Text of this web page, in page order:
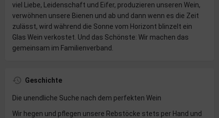
viel Liebe, Leidenschaft und Eifer, produzieren unseren Wein,
verwöhnen unsere Bienen und ab und dann wenn es die Zeit
zulässt, wird während die Sonne vom Horizont blinzelt ein
Glas Wein verkostet. Und das Schönste: Wir machen das
gemeinsam im Familienverband.
Geschichte
Die unendliche Suche nach dem perfekten Wein
Wir hegen und pflegen unsere Rebstöcke stets per Hand und